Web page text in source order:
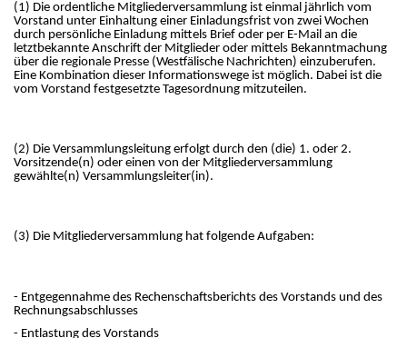
(1) Die ordentliche Mitgliederversammlung ist einmal jährlich vom
Vorstand unter Einhaltung einer Einladungsfrist von zwei Wochen
durch persönliche Einladung mittels Brief oder per E-Mail an die
letztbekannte Anschrift der Mitglieder oder mittels Bekanntmachung
über die regionale Presse (Westfälische Nachrichten) einzuberufen.
Eine Kombination dieser Informationswege ist möglich. Dabei ist die
vom Vorstand festgesetzte Tagesordnung mitzuteilen.
(2) Die Versammlungsleitung erfolgt durch den (die) 1. oder 2.
Vorsitzende(n) oder einen von der Mitgliederversammlung
gewählte(n) Versammlungsleiter(in).
(3) Die Mitgliederversammlung hat folgende Aufgaben:
- Entgegennahme des Rechenschaftsberichts des Vorstands und des
Rechnungsabschlusses
- Entlastung des Vorstands